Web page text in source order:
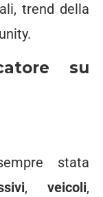
trend della
su
stata
, veicoli,